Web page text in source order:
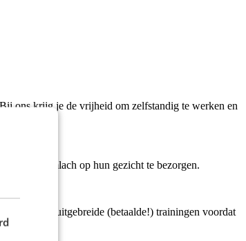
ons krijg je de vrijheid om zelfstandig te werken en
en een glimlach op hun gezicht te bezorgen.
en je krijgt uitgebreide (betaalde!) trainingen voordat